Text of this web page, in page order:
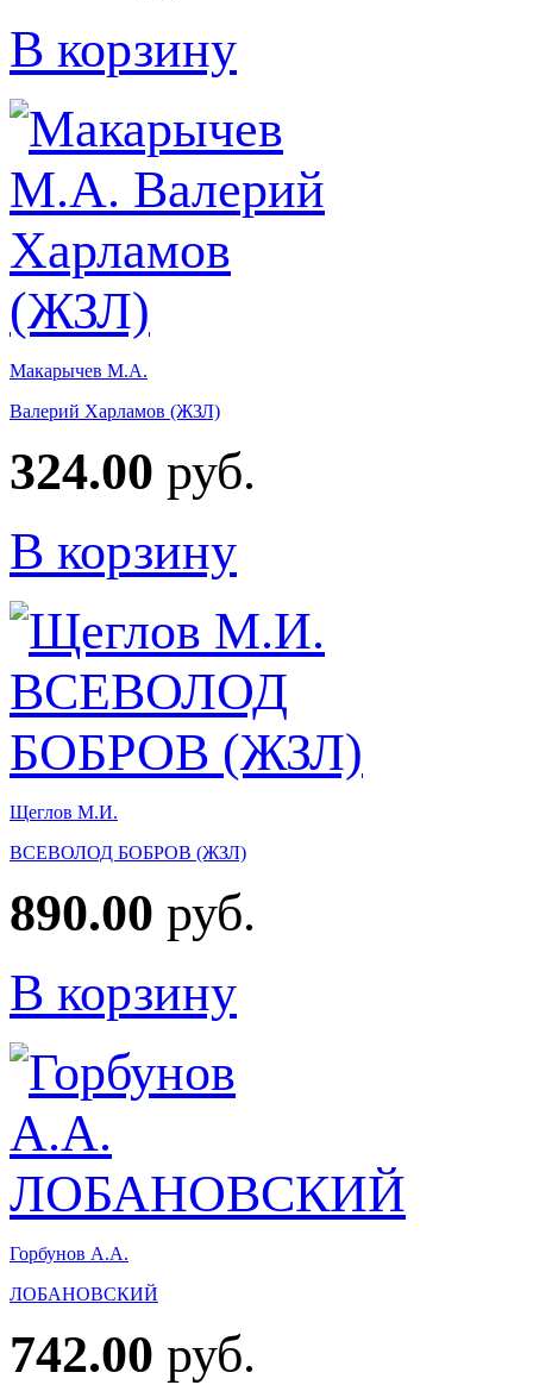
В корзину
Макарычев М.А.
Валерий Харламов (ЖЗЛ)
324.00 руб.
В корзину
Щеглов М.И.
ВСЕВОЛОД БОБРОВ (ЖЗЛ)
890.00 руб.
В корзину
Горбунов А.А.
ЛОБАНОВСКИЙ
742.00 руб.